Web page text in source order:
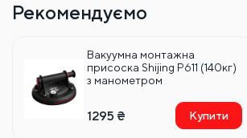
Рекомендуємо
Вакуумна монтажна
присоска Shijing P611 (140кг)
з манометром
1295 ₴ Купити